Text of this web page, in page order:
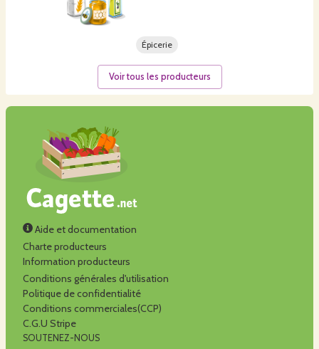
Épicerie
Voir tous les producteurs
Aide et documentation
Charte producteurs
Information producteurs
Conditions générales d'utilisation
Politique de confidentialité
Conditions commerciales(CCP)
C.G.U Stripe
SOUTENEZ-NOUS